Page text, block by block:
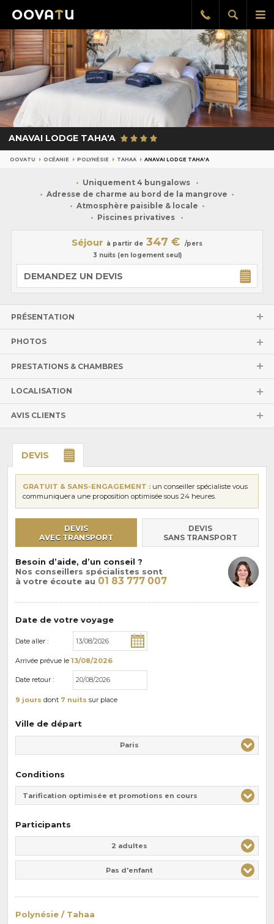
le
Afficher
la
Rappel
gratuit
ANAVAI LODGE TAHA'A
OOVATU OCÉANIE POLYNÉSIE TAHAA ANAVAI LODGE TAHA'A
Uniquement 4 bungalows
Adresse de charme au bord de la mangrove
Atmosphère paisible & locale
Piscines privatives
Séjour à partir de 347 €
/pers
3 nuits (en logement seul)
DEMANDEZ UN DEVIS
PRÉSENTATION
PHOTOS
PRESTATIONS & CHAMBRES
LOCALISATION
AVIS CLIENTS
DEVIS
GRATUIT & SANS-ENGAGEMENT : un conseiller spécialiste vous
communiquera une proposition optimisée sous 24 heures.
DEVIS
AVEC TRANSPORT
DEVIS
SANS TRANSPORT
Besoin d’aide, d’un conseil ?
Nos conseillers spécialistes sont
à votre écoute au 01 83 777 007
Date de votre voyage
Date aller :
Arrivée prévue le 13/08/2026
Date retour :
9 jours dont 7 nuits sur place
Ville de départ
Paris
Conditions
Tarification optimisée et promotions en cours
Participants
2 adultes
Pas d'enfant
Polynésie / Tahaa